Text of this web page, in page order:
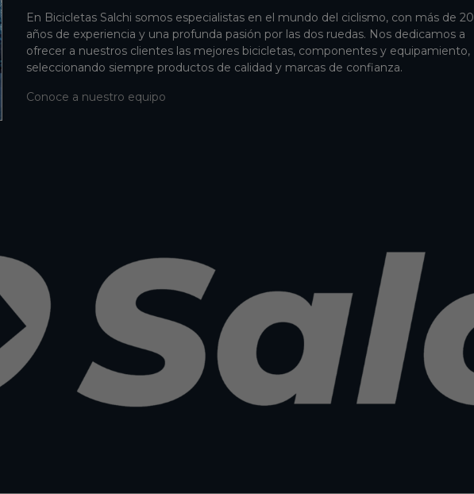
En Bicicletas Salchi somos especialistas en el mundo del ciclismo, con más de 20
años de experiencia y una profunda pasión por las dos ruedas. Nos dedicamos a
ofrecer a nuestros clientes las mejores bicicletas, componentes y equipamiento,
seleccionando siempre productos de calidad y marcas de confianza.
Conoce a nuestro equipo